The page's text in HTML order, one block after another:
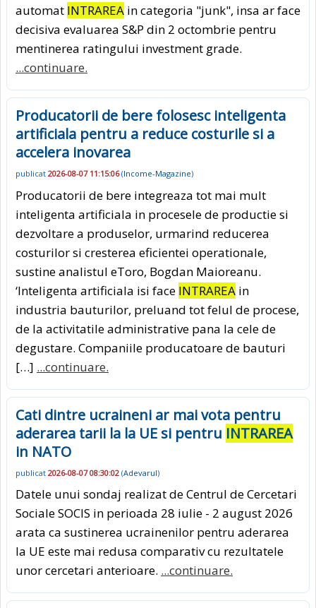
automat INTRAREA in categoria "junk", insa ar face
decisiva evaluarea S&P din 2 octombrie pentru
mentinerea ratingului investment grade.
...continuare.
Producatorii de bere folosesc inteligenta
artificiala pentru a reduce costurile si a
accelera inovarea
publicat 2026-08-07 11:15:06(Income-Magazine)
Producatorii de bere integreaza tot mai mult
inteligenta artificiala in procesele de productie si
dezvoltare a produselor, urmarind reducerea
costurilor si cresterea eficientei operationale,
sustine analistul eToro, Bogdan Maioreanu.
‘Inteligenta artificiala isi face INTRAREA in
industria bauturilor, preluand tot felul de procese,
de la activitatile administrative pana la cele de
degustare. Companiile producatoare de bauturi
[…] ...continuare.
Cati dintre ucraineni ar mai vota pentru
aderarea tarii la la UE si pentru INTRAREA
in NATO
publicat 2026-08-07 08:30:02 (Adevarul)
Datele unui sondaj realizat de Centrul de Cercetari
Sociale SOCIS in perioada 28 iulie - 2 august 2026
arata ca sustinerea ucrainenilor pentru aderarea
la UE este mai redusa comparativ cu rezultatele
unor cercetari anterioare. ...continuare.